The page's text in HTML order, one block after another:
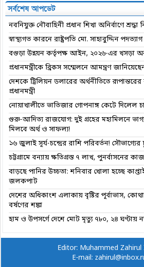
সর্বশেষ আপডেট
নবনিযুক্ত নৌবাহিনী প্রধান শিখা অনির্বাণে
স্বাস্থ্যগত কারনে রাষ্ট্রপতি মো. সাহাবুদ্দিন
বগুড়া উন্নয়ন কর্তৃপক্ষ আইন, ২০২৬-এর খসড়া
প্রধানমন্ত্রীকে ব্রিকস সম্মেলনে আমন্ত্রণ
দেশকে ট্রিলিয়ন ডলারের অর্থনীতিতে
প্রধানমন্ত্রী
নোয়াখালীতে ভাতিজার গোপনাঙ্গ কেটে দিলেল
গুরু-আদিত্য রাজযোগ: দুই গ্রহের মহামিলনে
মিলবে অর্থ ও সাফল্য!
১৬ জুলাই সূর্য-চন্দ্রের রাশি পরিবর্তন! সৌভাগ্যের
চট্টগ্রামে বন্যায় ক্ষতিগ্রস্ত ৭ লাখ, পুনর্বাসনের
বাড়ছে পানির উচ্চতা: শনিবার খোলা হচ্ছে
জলকপাট
দেশের অধিকাংশ এলাকায় বৃষ্টির পূর্বাভাস,
বর্ষণের শঙ্কা
হাম ও উপসর্গে দেশে মোট মৃত্যু ৭৮০, ২৪ ঘণ্টায়
Editor: Muhammed Zahirul
E-mail: